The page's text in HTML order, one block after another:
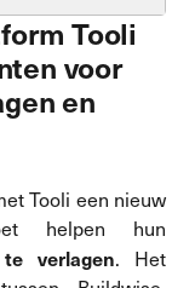
Tooli
voor
en
Tooli een nieuw
helpen hun
verlagen. Het